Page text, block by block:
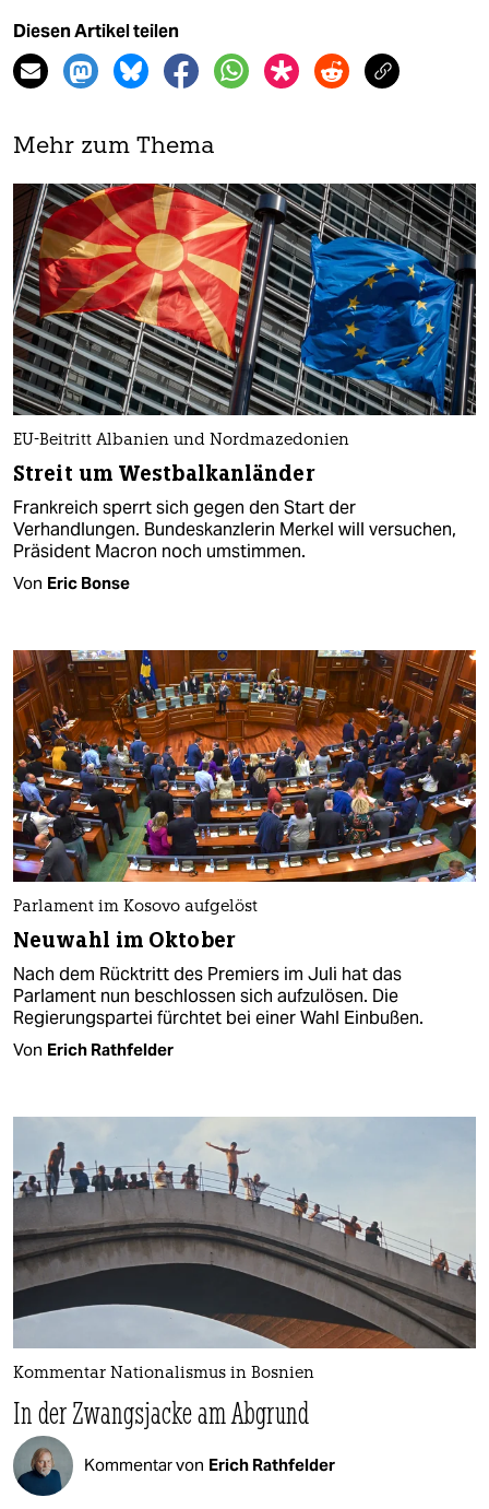
Diesen Artikel teilen
Mehr zum Thema
EU-Beitritt Albanien und Nordmazedonien
Streit um Westbalkanländer
Frankreich sperrt sich gegen den Start der
Verhandlungen. Bundeskanzlerin Merkel will versuchen,
Präsident Macron noch umstimmen.
Von Eric Bonse
Parlament im Kosovo aufgelöst
Neuwahl im Oktober
Nach dem Rücktritt des Premiers im Juli hat das
Parlament nun beschlossen sich aufzulösen. Die
Regierungspartei fürchtet bei einer Wahl Einbußen.
Von Erich Rathfelder
Kommentar Nationalismus in Bosnien
In der Zwangsjacke am Abgrund
Kommentar von Erich Rathfelder